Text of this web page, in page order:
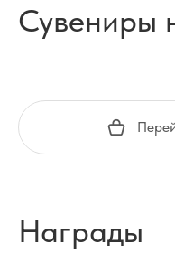
Сувениры
Награды